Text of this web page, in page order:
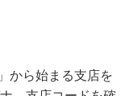
から始まる支店を